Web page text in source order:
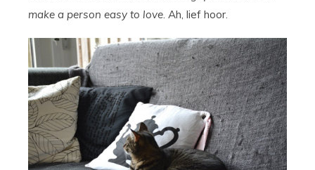
make a person easy to love . Ah, lief hoor.